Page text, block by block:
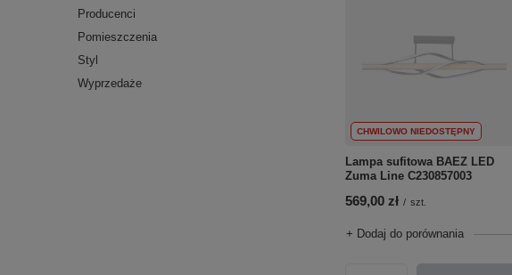
Producenci
Pomieszczenia
Styl
Wyprzedaże
CHWILOWO NIEDOSTĘPNY
Lampa sufitowa BAEZ LED
Zuma Line C230857003
569,00 zł / szt.
+ Dodaj do porównania